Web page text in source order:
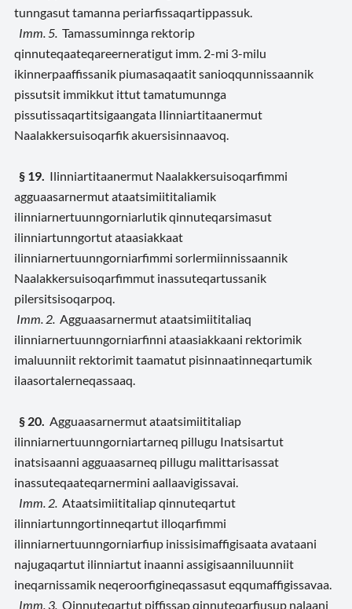
tunngasut tamanna periarfissaqartippassuk.
Imm. 5. Tamassuminnga rektorip
qinnuteqaateqareerneratigut imm. 2-mi 3-milu
ikinnerpaaffissanik piumasaqaatit sanioqqunnissaannik
pissutsit immikkut ittut tamatumunnga
pissutissaqartitsigaangata Ilinniartitaanermut
Naalakkersuisoqarfik akuersisinnaavoq.
§ 19. Ilinniartitaanermut Naalakkersuisoqarfimmi
agguaasarnermut ataatsimiititaliamik
ilinniarnertuunngorniarlutik qinnuteqarsimasut
ilinniartunngortut ataasiakkaat
ilinniarnertuunngorniarfimmi sorlermiinnissaannik
Naalakkersuisoqarfimmut inassuteqartussanik
pilersitsisoqarpoq.
Imm. 2. Agguaasarnermut ataatsimiititaliaq
ilinniarnertuunngorniarfinni ataasiakkaani rektorimik
imaluunniit rektorimit taamatut pisinnaatinneqartumik
ilaasortalerneqassaaq.
§ 20. Agguaasarnermut ataatsimiititaliap
ilinniarnertuunngorniartarneq pillugu Inatsisartut
inatsisaanni agguaasarneq pillugu malittarisassat
inassuteqaateqarnermini aallaavigissavai.
Imm. 2. Ataatsimiititaliap qinnuteqartut
ilinniartunngortinneqartut illoqarfimmi
ilinniarnertuunngorniarfiup inissisimaffigisaata avataani
najugaqartut ilinniartut inaanni assigisaanniluunniit
ineqarnissamik neqeroorfigineqassasut eqqumaffigissavaa.
Imm. 3. Qinnuteqartut piffissap qinnuteqarfiusup nalaani